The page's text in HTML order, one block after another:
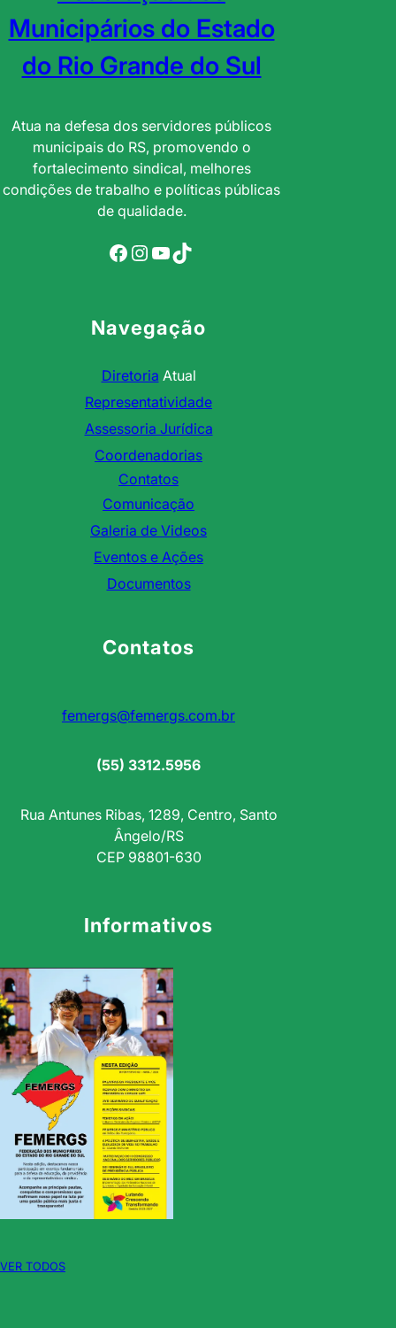
Municipários do Estado
do Rio Grande do Sul
Atua na defesa dos servidores públicos
municipais do RS, promovendo o
fortalecimento sindical, melhores
condições de trabalho e políticas públicas
de qualidade.
Facebook Instagram YouTube TikTok
Navegação
Diretoria Atual
Representatividade
Assessoria Jurídica
Coordenadorias
Contatos
Comunicação
Galeria de Videos
Eventos e Ações
Documentos
Contatos
femergs@femergs.com.br
(55) 3312.5956
Rua Antunes Ribas, 1289, Centro, Santo
Ângelo/RS
CEP 98801-630
Informativos
VER TODOS